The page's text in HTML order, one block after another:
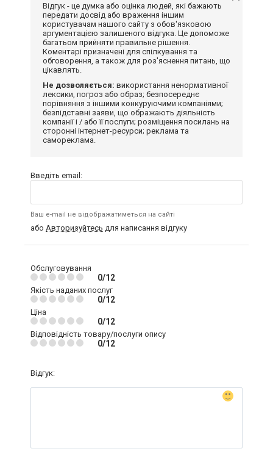
Відгук - це думка або оцінка людей, які бажають
передати досвід або враження іншим
користувачам нашого сайту з обов'язковою
аргументацією залишеного відгука. Це допоможе
багатьом прийняти правильне рішення.
Коментарі призначені для спілкування та
обговорення, а також для роз'яснення питань, що
цікавлять.
Не дозволяється: використання ненормативної
лексики, погроз або образ; безпосереднє
порівняння з іншими конкуруючими компаніями;
безпідставні заяви, що ображають діяльність
компанії і / або її послуги; розміщення посилань на
сторонні інтернет-ресурси; реклама та
самореклама.
Введіть email:
Ваш e-mail не відображатиметься на сайті
або Авторизуйтесь для написання відгуку
Обслуговування
0/12
Якість наданих послуг
0/12
Ціна
0/12
Відповідність товару/послуги опису
0/12
Відгук: